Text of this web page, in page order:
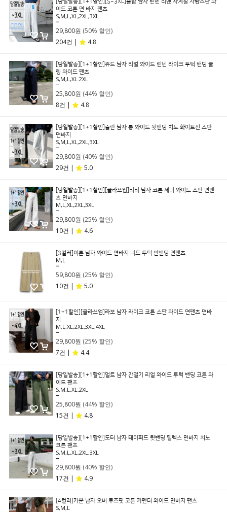
[당일발송][1+1할인][S~3XL]슬랍 남자 린넨 리넨 사계절 사방스판 와
이드 코튼 면 바지 팬츠
S,M,L,XL,2XL,3XL
29,800원 (50% 할인)
204건 |
4.8
[당일발송][1+1할인]쥬드 남자 리얼 와이드 린넨 라이크 투턱 밴딩 쿨
링 와이드 팬츠
S,M,L,XL.2XL
25,800원 (44% 할인)
8건 |
4.8
[당일발송][1+1할인]슬란 남자 롱 와이드 뒷밴딩 치노 화이트진 스판
면바지
S,M,L,XL,2XL,3XL
29,800원 (40% 할인)
29건 |
5.0
[당일발송][1+1할인][클라쓰업]티티 남자 코튼 세미 와이드 스판 면팬
츠 면바지
M,L,XL,2XL,3XL
29,800원 (25% 할인)
10건 |
4.6
[3컬러]이툰 남자 와이드 면바지 너드 투턱 반밴딩 면팬츠
M,L
59,800원 (25% 할인)
10건 |
5.0
[1+1할인][클라쓰업]라보 남자 라이크 코튼 스판 와이드 면팬츠 면바
지
M,L,XL,2XL,3XL,4XL
29,800원 (25% 할인)
7건 |
4.4
[당일발송][1+1할인]멀트 남자 간절기 리얼 와이드 투턱 밴딩 코튼 와
이드 팬츠
S,M,L,XL.2XL
25,800원 (44% 할인)
15건 |
4.8
[당일발송][1+1할인]도터 남자 테이퍼드 뒷밴딩 릴렉스 면바지 치노
코튼 팬츠
S,M,L,XL,2XL,3XL
29,800원 (40% 할인)
17건 |
4.9
[4컬러]카운 남자 오버 루즈핏 코튼 카펜더 와이드 면바지 팬츠
S,M,L